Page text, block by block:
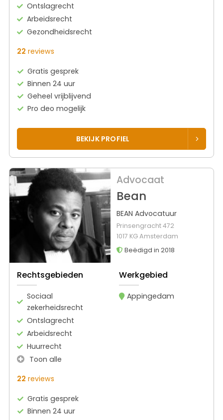
Ontslagrecht
Arbeidsrecht
Gezondheidsrecht
22 reviews
Gratis gesprek
Binnen 24 uur
Geheel vrijblijvend
Pro deo mogelijk
BEKIJK PROFIEL
Advocaat
Bean
BEAN Advocatuur
Prinsengracht 472
1017 KG Amsterdam
Beëdigd in 2018
Rechtsgebieden
Sociaal
zekerheidsrecht
Ontslagrecht
Arbeidsrecht
Huurrecht
Toon alle
Werkgebied
Appingedam
22 reviews
Gratis gesprek
Binnen 24 uur